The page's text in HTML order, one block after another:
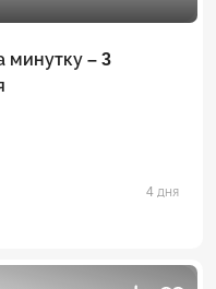
минутку – 3
4 дня